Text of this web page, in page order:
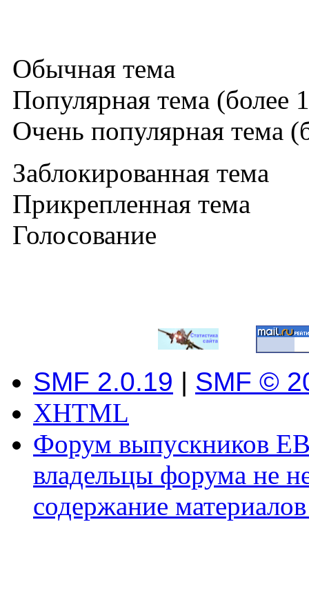
Обычная тема
Популярная тема (более
Очень популярная тема
Заблокированная тема
Прикрепленная тема
Голосование
SMF 2.0.19 | SMF ©
XHTML
Форум выпускников
владельцы форума не
содержание